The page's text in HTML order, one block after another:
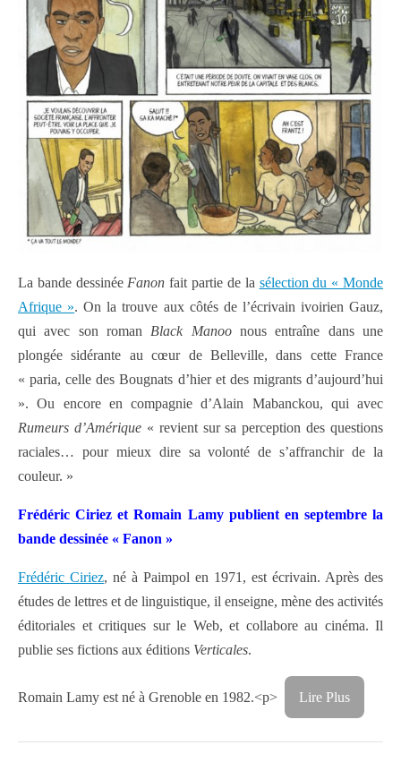
La bande dessinéeFanon fait partie de la sélection du « Monde
Afrique ». On la trouve aux côtés de l’écrivain ivoirien Gauz,
qui avec son roman Black Manoonous entraîne dans une
plongée sidérante au cœur de Belleville, dans cette France
« paria, celle des Bougnats d’hier et des migrants d’aujourd’hui
». Ou encore en compagnie d’Alain Mabanckou, qui avec
Rumeurs d’Amérique« revient sur sa perception des questions
raciales… pour mieux dire sa volonté de s’affranchir de la
couleur. »
Frédéric Ciriez et Romain Lamy publient en septembre la
bande dessinée « Fanon »
Frédéric Ciriez, né à Paimpol en 1971, est écrivain. Après des
études de lettres et de linguistique, il enseigne, mène des activités
éditoriales et critiques sur le Web, et collabore au cinéma. Il
publie ses fictions aux éditions Verticales.
Romain Lamy est né à Grenoble en 1982.<p> Lire Plus